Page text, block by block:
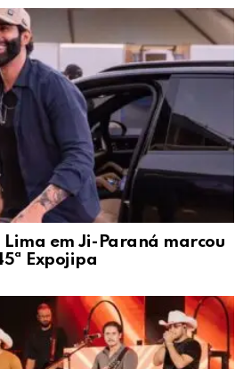
Lima em Ji-Paraná marcou
Expojipa